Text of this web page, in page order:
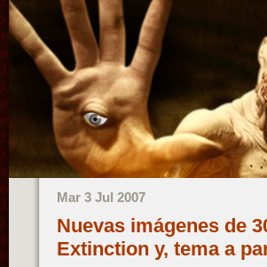
Mar 3 Jul 2007
Nuevas imágenes de
Extinction y, tema a